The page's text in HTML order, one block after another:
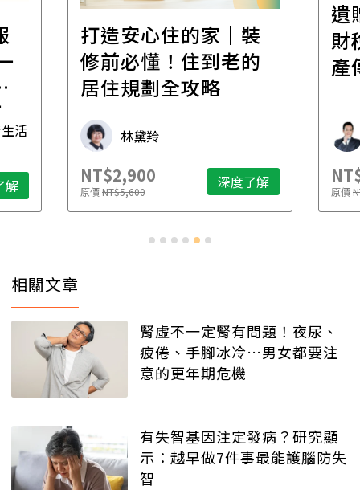
活
解
打造安心住的家｜裝
修前必懂！住到老的
居住規劃全攻略
林黛羚
NT$2,900
原價NT$5,600 深度了解
遺
財
產
原價
相關文章
腎虛不一定腎有問題！夜尿、
疲倦、手腳冰冷…男女都要注
意的更年期危機
有失智基因注定發病？研究顯
示：越早做7件事最能護腦防失
智